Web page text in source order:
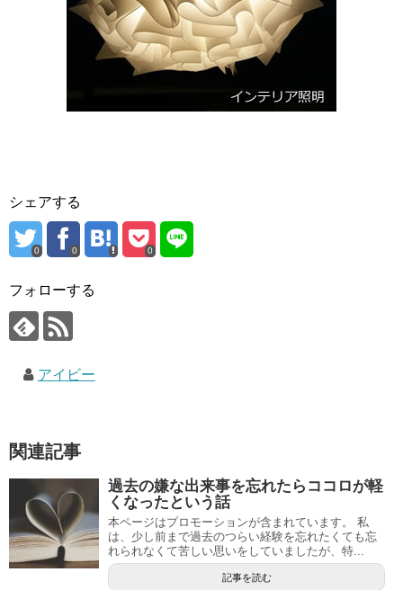
シェアする
0 0 0
フォローする
アイビー
関連記事
過去の嫌な出来事を忘れたらココロが軽
くなったという話
本ページはプロモーションが含まれています。 私
は、少し前まで過去のつらい経験を忘れたくても忘
れられなくて苦しい思いをしていましたが、特...
記事を読む